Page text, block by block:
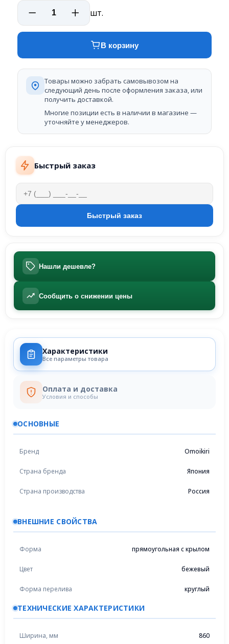
Быстрый заказ
Нашли дешевле?
Сообщить о снижении цены
шт.
В корзину
Товары можно забрать самовывозом на
следующий день после оформления заказа, или
получить доставкой.
Многие позиции есть в наличии в магазине —
уточняйте у менеджеров.
Характеристики
Все параметры товара
Оплата и доставка
Условия и способы
ОСНОВНЫЕ
Бренд Omoikiri
Страна бренда Япония
Страна производства Россия
ВНЕШНИЕ СВОЙСТВА
Форма прямоугольная с крылом
Цвет бежевый
Форма перелива круглый
ТЕХНИЧЕСКИЕ ХАРАКТЕРИСТИКИ
Ширина, мм 860